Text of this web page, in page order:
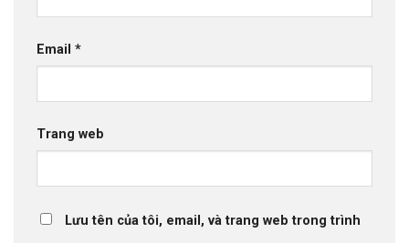
Email *
Trang web
Lưu tên của tôi, email, và trang web trong trình